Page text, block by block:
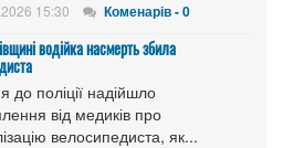
15:30 Коменарів - 0
водійка насмерть збила
до поліції надійшло
від медиків про
велосипедиста, як...